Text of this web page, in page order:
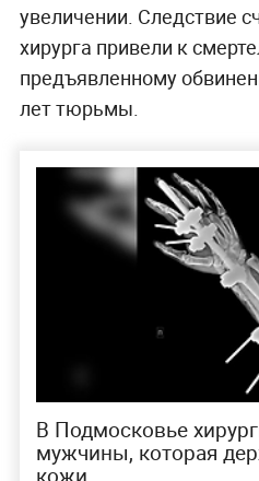
увеличении. Следствие
хирурга привели к
предъявленному
лет тюрьмы.
В Подмосковье
мужчины, которая